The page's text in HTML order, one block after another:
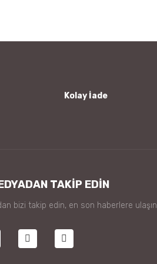
Kolay İade
TAKİP EDİN
bizi takip edin, en son haberlere ulaşın